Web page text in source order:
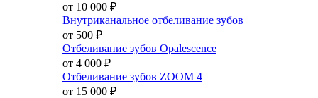
от 10 000 ₽
Внутриканальное отбеливание зубов
от 500 ₽
Отбеливание зубов Opalescence
от 4 000 ₽
Отбеливание зубов ZOOM 4
от 15 000 ₽